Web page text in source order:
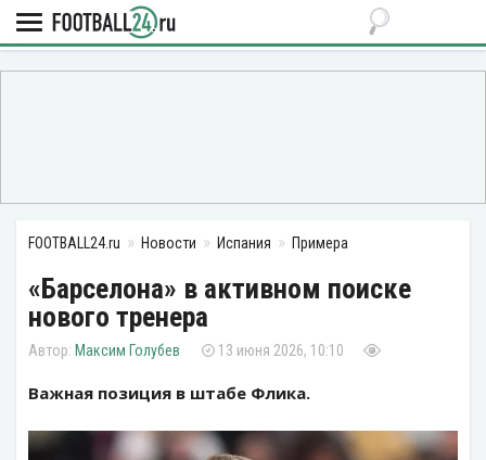
FOOTBALL24.ru Новости Испания Примера
«Барселона» в активном поиске
нового тренера
Максим Голубев 13 июня 2026, 10:10
Важная позиция в штабе Флика.